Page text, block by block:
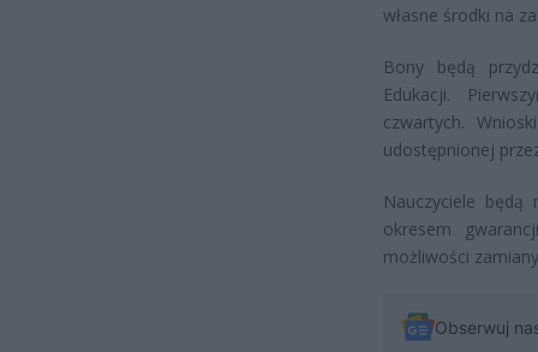
własne środki na
Bony będą
Edukacji.
czwartych.
udostępnionej
Nauczyciele
okresem
możliwości
Obserwuj